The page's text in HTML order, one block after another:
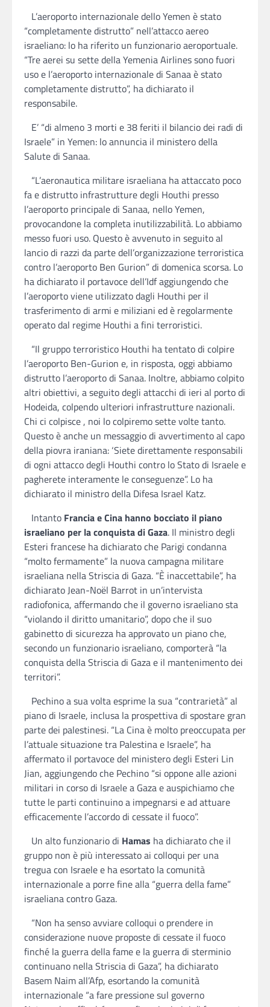
L’aeroporto internazionale dello Yemen è stato
“completamente distrutto” nell’attacco aereo
israeliano: lo ha riferito un funzionario aeroportuale.
“Tre aerei su sette della Yemenia Airlines sono fuori
uso e l’aeroporto internazionale di Sanaa è stato
completamente distrutto”, ha dichiarato il
responsabile.
E’ “di almeno 3 morti e 38 feriti il bilancio dei radi di
Israele” in Yemen: lo annuncia il ministero della
Salute di Sanaa.
“L’aeronautica militare israeliana ha attaccato poco
fa e distrutto infrastrutture degli Houthi presso
l’aeroporto principale di Sanaa, nello Yemen,
provocandone la completa inutilizzabilità. Lo abbiamo
messo fuori uso. Questo è avvenuto in seguito al
lancio di razzi da parte dell’organizzazione terroristica
contro l’aeroporto Ben Gurion” di domenica scorsa. Lo
ha dichiarato il portavoce dell’Idf aggiungendo che
l’aeroporto viene utilizzato dagli Houthi per il
trasferimento di armi e miliziani ed è regolarmente
operato dal regime Houthi a fini terroristici.
“Il gruppo terroristico Houthi ha tentato di colpire
l’aeroporto Ben-Gurion e, in risposta, oggi abbiamo
distrutto l’aeroporto di Sanaa. Inoltre, abbiamo colpito
altri obiettivi, a seguito degli attacchi di ieri al porto di
Hodeida, colpendo ulteriori infrastrutture nazionali.
Chi ci colpisce , noi lo colpiremo sette volte tanto.
Questo è anche un messaggio di avvertimento al capo
della piovra iraniana: ‘Siete direttamente responsabili
di ogni attacco degli Houthi contro lo Stato di Israele e
pagherete interamente le conseguenze”. Lo ha
dichiarato il ministro della Difesa Israel Katz.
Intanto Francia e Cina hanno bocciato il piano
israeliano per la conquista di Gaza. Il ministro degli
Esteri francese ha dichiarato che Parigi condanna
“molto fermamente” la nuova campagna militare
israeliana nella Striscia di Gaza. “È inaccettabile”, ha
dichiarato Jean-Noël Barrot in un’intervista
radiofonica, affermando che il governo israeliano sta
“violando il diritto umanitario”, dopo che il suo
gabinetto di sicurezza ha approvato un piano che,
secondo un funzionario israeliano, comporterà “la
conquista della Striscia di Gaza e il mantenimento dei
territori”.
Pechino a sua volta esprime la sua “contrarietà” al
piano di Israele, inclusa la prospettiva di spostare gran
parte dei palestinesi. “La Cina è molto preoccupata per
l’attuale situazione tra Palestina e Israele”, ha
affermato il portavoce del ministero degli Esteri Lin
Jian, aggiungendo che Pechino “si oppone alle azioni
militari in corso di Israele a Gaza e auspichiamo che
tutte le parti continuino a impegnarsi e ad attuare
efficacemente l’accordo di cessate il fuoco”.
Un alto funzionario di Hamas ha dichiarato che il
gruppo non è più interessato ai colloqui per una
tregua con Israele e ha esortato la comunità
internazionale a porre fine alla “guerra della fame”
israeliana contro Gaza.
“Non ha senso avviare colloqui o prendere in
considerazione nuove proposte di cessate il fuoco
finché la guerra della fame e la guerra di sterminio
continuano nella Striscia di Gaza”, ha dichiarato
Basem Naim all’Afp, esortando la comunità
internazionale “a fare pressione sul governo